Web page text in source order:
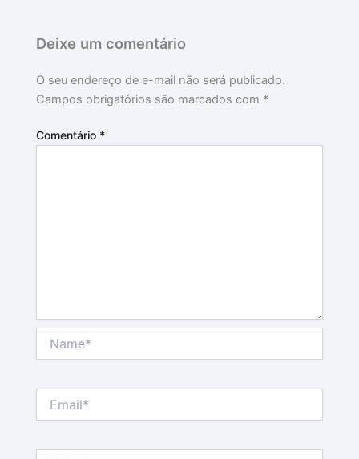
Deixe um comentário
O seu endereço de e-mail não será publicado.
Campos obrigatórios são marcados com *
Comentário *